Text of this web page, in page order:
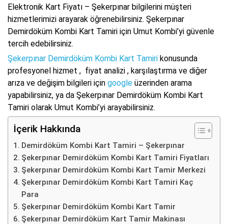
Elektronik Kart Fiyatı – Şekerpınar bilgilerini müşteri
hizmetlerimizi arayarak öğrenebilirsiniz. Şekerpınar
Demirdöküm Kombi Kart Tamiri için Umut Kombi’yi güvenle
tercih edebilirsiniz.
Şekerpınar Demirdöküm Kombi Kart Tamiri konusunda
profesyonel hizmet , fiyat analizi , karşılaştırma ve diğer
arıza ve değişim bilgileri için google üzerinden arama
yapabilirsiniz, ya da Şekerpınar Demirdöküm Kombi Kart
Tamiri olarak Umut Kombi’yi arayabilirsiniz.
İçerik Hakkında
Demirdöküm Kombi Kart Tamiri – Şekerpınar
Şekerpınar Demirdöküm Kombi Kart Tamiri Fiyatları
Şekerpınar Demirdöküm Kombi Kart Tamir Merkezi
Şekerpınar Demirdöküm Kombi Kart Tamiri Kaç
Para
Şekerpınar Demirdöküm Kombi Kart Tamir
Şekerpınar Demirdöküm Kart Tamir Makinası